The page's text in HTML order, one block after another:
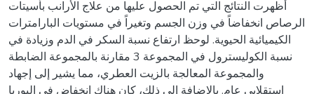
أظهرت النتائج التي تم الحصول عليها من علاج الأرانب بأسيتات
الرصاص انخفاضاً في وزن الجسم وتغيراً في مستويات البارامترات
الكيميائية الحيوية. لوحظ ارتفاع نسبة السكر في الدم وزيادة في
نسبة الكوليسترول في المجموعة 3 مقارنة بالمجموعة الضابطة
والمجموعة المعالجة بالزيت العطري، مما يشير إلى إجهاد
استقلابي عام. بالإضافة إلى ذلك، كان هناك انخفاض في اليوريا